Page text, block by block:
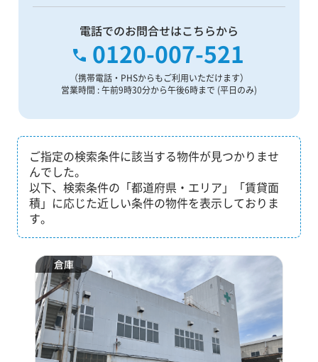
電話でのお問合せはこちらから
0120-007-521
（携帯電話・PHSからもご利用いただけます）
営業時間 : 午前9時30分から午後6時まで (平日のみ)
ご指定の検索条件に該当する物件が見つかりませ
んでした。
以下、検索条件の「都道府県・エリア」「賃貸面
積」に応じた近しい条件の物件を表示しておりま
す。
倉庫